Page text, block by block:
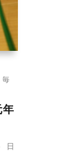
毎
年
日